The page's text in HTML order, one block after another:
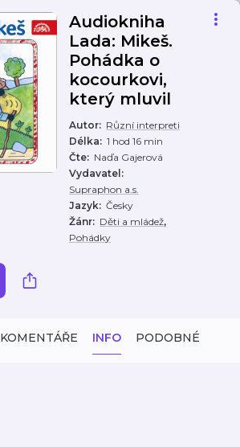
Audiokniha
Lada: Mikeš.
Pohádka o
kocourkovi,
který mluvil
Autor: Různí interpreti
Délka: 1 hod 16 min
Čte: Naďa Gajerová
Vydavatel :
Supraphon a.s.
Jazyk: Česky
Žánr: Děti a mládež,
Pohádky
KOMENTÁŘE INFO PODOBNÉ